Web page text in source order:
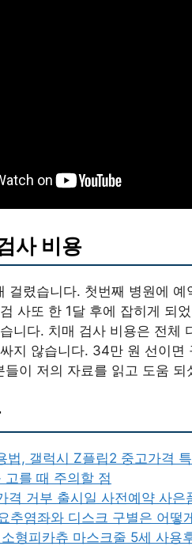
사 비용
걸렸습니다. 첫번째 병원에
사또 한 1달 후에 잡히게 되
니다. 치매 검사 비용은 전체
지 않습니다. 34만 원 선이면
이 저의 자료를 읽고 도움 되
법, 갤럭시 Z플립2 중고가격
고를 때 주의할 점
격 거부 출시일 사전예약 사은
추염좌와 디스크 구별은 어떻
형피카츄 마스크줄 5세 사용